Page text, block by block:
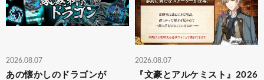
2026.08.07
あの懐かしのドラゴンが
2026.08.07
『文豪とアルケミスト』2026